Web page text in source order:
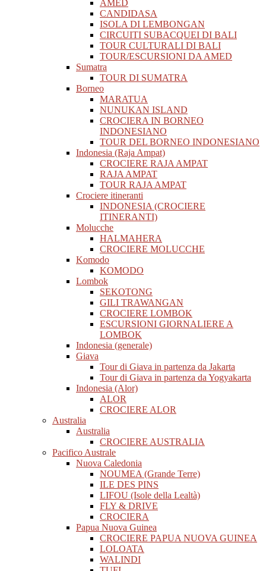
AMED
CANDIDASA
ISOLA DI LEMBONGAN
CIRCUITI SUBACQUEI DI BALI
TOUR CULTURALI DI BALI
TOUR/ESCURSIONI DA AMED
Sumatra
TOUR DI SUMATRA
Borneo
MARATUA
NUNUKAN ISLAND
CROCIERA IN BORNEO
INDONESIANO
TOUR DEL BORNEO INDONESIANO
Indonesia (Raja Ampat)
CROCIERE RAJA AMPAT
RAJA AMPAT
TOUR RAJA AMPAT
Crociere itineranti
INDONESIA (CROCIERE
ITINERANTI)
Molucche
HALMAHERA
CROCIERE MOLUCCHE
Komodo
KOMODO
Lombok
SEKOTONG
GILI TRAWANGAN
CROCIERE LOMBOK
ESCURSIONI GIORNALIERE A
LOMBOK
Indonesia (generale)
Giava
Tour di Giava in partenza da Jakarta
Tour di Giava in partenza da Yogyakarta
Indonesia (Alor)
ALOR
CROCIERE ALOR
Australia
Australia
CROCIERE AUSTRALIA
Pacifico Australe
Nuova Caledonia
NOUMEA (Grande Terre)
ILE DES PINS
LIFOU (Isole della Lealtà)
FLY & DRIVE
CROCIERA
Papua Nuova Guinea
CROCIERE PAPUA NUOVA GUINEA
LOLOATA
WALINDI